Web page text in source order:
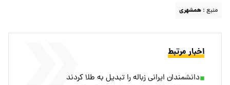
منبع : همشهری
اخبار مرتبط
دانشمندان ایرانی زباله‌ را تبدیل به طلا کردند